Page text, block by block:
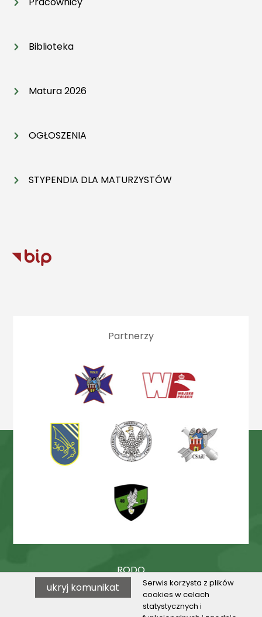
Biblioteka
Matura 2026
OGŁOSZENIA
STYPENDIA DLA MATURZYSTÓW
Partnerzy
RODO
Procedury
Serwis korzysta z plików
cookies w celach
statystycznych i
ukryj komunikat